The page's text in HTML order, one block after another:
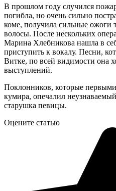
В прошлом году случился
погибла, но очень сильно
коме, получила сильные ожоги
волосы. После нескольких
Марина Хлебникова нашла в
приступить к вокалу. Песни,
Витке, по всей видимости она
выступлений.
Поклонников, которые
кумира, опечалил
старушка певицы.
Оцените статью